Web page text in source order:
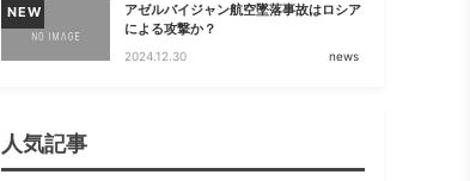
NEW
アゼルバイジャン航空墜落事故はロシア
による攻撃か？
2024.12.30 news
人気記事